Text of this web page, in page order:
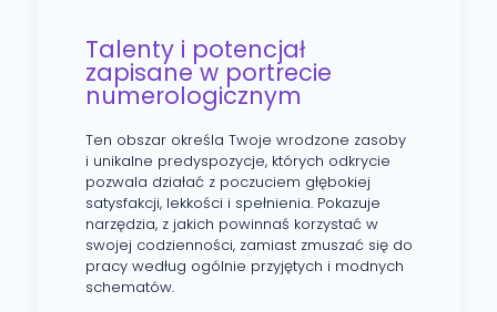
Talenty i potencjał
zapisane w portrecie
numerologicznym
Ten obszar określa Twoje wrodzone zasoby
i unikalne predyspozycje, których odkrycie
pozwala działać z poczuciem głębokiej
satysfakcji, lekkości i spełnienia. Pokazuje
narzędzia, z jakich powinnaś korzystać w
swojej codzienności, zamiast zmuszać się do
pracy według ogólnie przyjętych i modnych
schematów.